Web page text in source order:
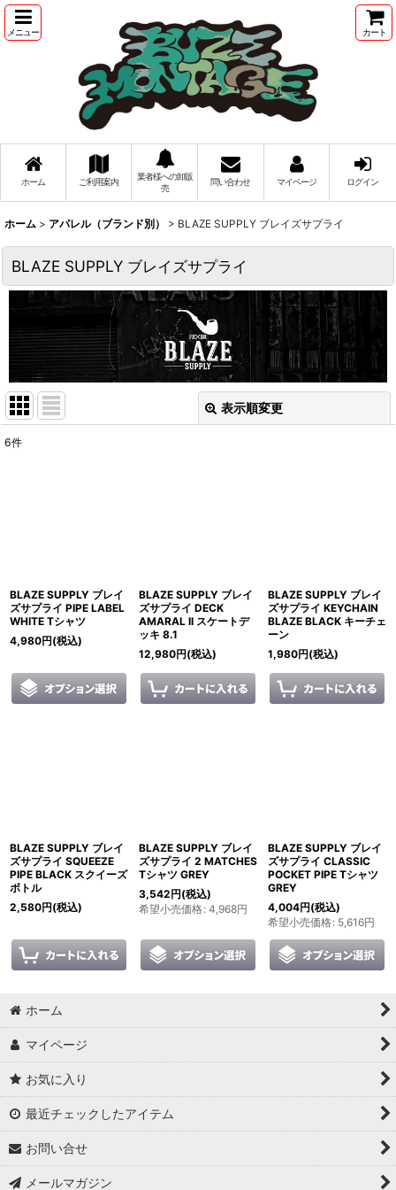
メニュー カート
ホーム ご利用案内
業者様への卸販
売
問い合わせ マイページ ログイン
ホーム > アパレル（ブランド別） > BLAZE SUPPLY ブレイズサプライ
BLAZE SUPPLY ブレイズサプライ
表示順変更
6件
BLAZE SUPPLY ブレイ
ズサプライ PIPE LABEL
WHITE Tシャツ
4,980円(税込)
BLAZE SUPPLY ブレイ
ズサプライ DECK
AMARAL II スケートデ
ッキ 8.1
12,980円(税込)
BLAZE SUPPLY ブレイ
ズサプライ KEYCHAIN
BLAZE BLACK キーチェ
ーン
1,980円(税込)
BLAZE SUPPLY ブレイ
ズサプライ SQUEEZE
PIPE BLACK スクイーズ
ボトル
2,580円(税込)
BLAZE SUPPLY ブレイ
ズサプライ 2 MATCHES
Tシャツ GREY
3,542円(税込)
希望小売価格: 4,968円
BLAZE SUPPLY ブレイ
ズサプライ CLASSIC
POCKET PIPE Tシャツ
GREY
4,004円(税込)
希望小売価格: 5,616円
ホーム
マイページ
お気に入り
最近チェックしたアイテム
お問い合せ
メールマガジン